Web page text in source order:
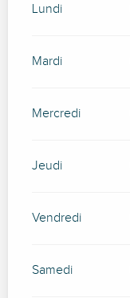
Lundi
Mardi
Mercredi
Jeudi
Vendredi
Samedi